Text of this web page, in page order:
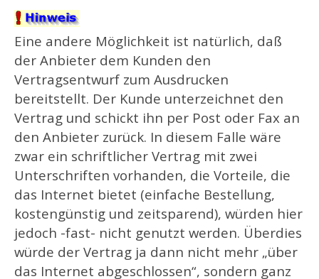
Eine andere Möglichkeit ist natürlich, daß
der Anbieter dem Kunden den
Vertragsentwurf zum Ausdrucken
bereitstellt. Der Kunde unterzeichnet den
Vertrag und schickt ihn per Post oder Fax an
den Anbieter zurück. In diesem Falle wäre
zwar ein schriftlicher Vertrag mit zwei
Unterschriften vorhanden, die Vorteile, die
das Internet bietet (einfache Bestellung,
kostengünstig und zeitsparend), würden hier
jedoch -fast- nicht genutzt werden. Überdies
würde der Vertrag ja dann nicht mehr „über
das Internet abgeschlossen“, sondern ganz